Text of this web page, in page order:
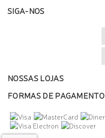
SIGA-NOS
NOSSAS LOJAS
FORMAS DE PAGAMENTO